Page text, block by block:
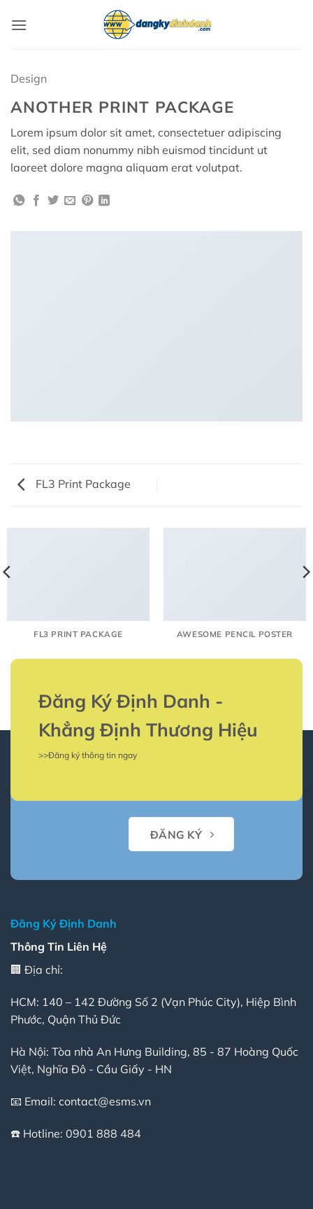
qua
Design
ANOTHER PRINT PACKAGE
Lorem ipsum dolor sit amet, consectetuer adipiscing
elit, sed diam nonummy nibh euismod tincidunt ut
laoreet dolore magna aliquam erat volutpat.
FL3 Print Package
FL3 PRINT PACKAGE AWESOME PENCIL POSTER
Đăng Ký Định Danh -
Khẳng Định Thương Hiệu
>>Đăng ký thông tin ngay
ĐĂNG KÝ
Đăng Ký Định Danh
Thông Tin Liên Hệ
🏢 Địa chỉ:
HCM: 140 – 142 Đường Số 2 (Vạn Phúc City), Hiệp Bình
Phước, Quận Thủ Đức
Hà Nội: Tòa nhà An Hưng Building, 85 - 87 Hoàng Quốc
Việt, Nghĩa Đô - Cầu Giấy - HN
📧 Email: contact@esms.vn
☎️ Hotline: 0901 888 484